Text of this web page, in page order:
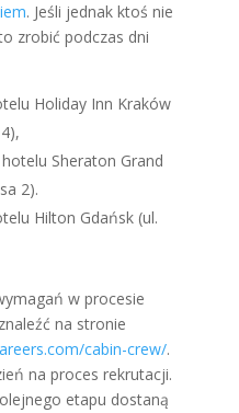
. Jeśli jednak ktoś nie
zrobić podczas dni
Holiday Inn Kraków
Sheraton Grand
2).
Hilton Gdańsk (ul.
w procesie
na stronie
cabin-crew/.
na proces rekrutacji.
etapu dostaną